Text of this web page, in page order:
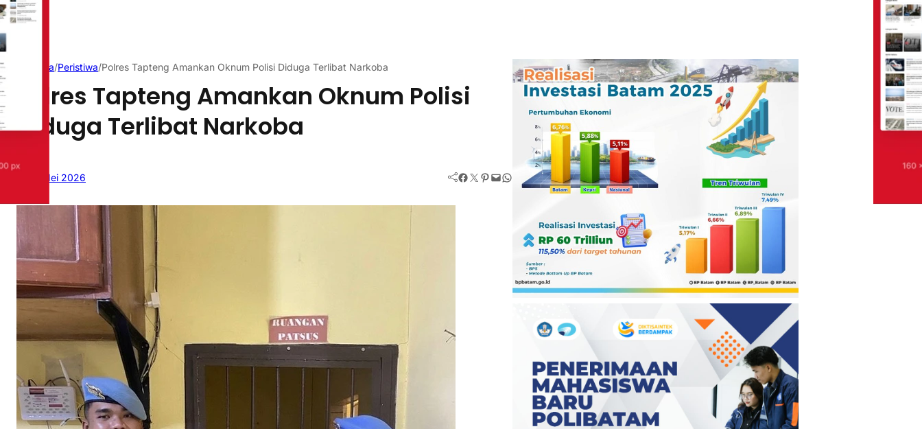
Beranda/Peristiwa/Polres Tapteng Amankan Oknum Polisi Diduga Terlibat Narkoba
Polres Tapteng Amankan Oknum Polisi
Diduga Terlibat Narkoba
16 Mei 2026 Facebook Twitter Pinterest Mail WhatsApp